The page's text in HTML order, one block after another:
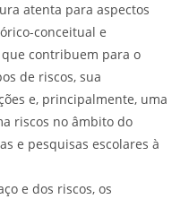
atenta para aspectos
conceitual e
contribuem para o
de riscos, sua
e, principalmente, uma
riscos no âmbito do
e pesquisas escolares à
e dos riscos, os